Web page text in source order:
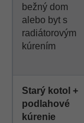
bežný dom
alebo byt s
radiátorovým
kúrením
Starý kotol +
podlahové
kúrenie